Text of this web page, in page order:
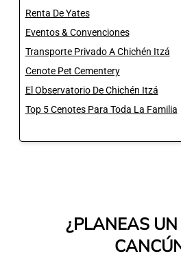
Renta De Yates
Eventos & Convenciones
Transporte Privado A Chichén Itzá
Cenote Pet Cementery
El Observatorio De Chichén Itzá
Top 5 Cenotes Para Toda La Familia
¿PLANEAS